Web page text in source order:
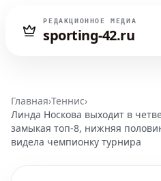
РЕДАКЦИОННОЕ МЕДИА
sporting-42.ru
Главная›Теннис›
Линда Носкова выходит в
замыкая топ-8, нижняя
видела чемпионку турнира